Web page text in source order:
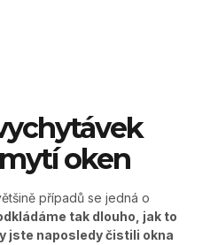
oken
případů se jedná o
tak dlouho, jak to
jste naposledy čistili okna